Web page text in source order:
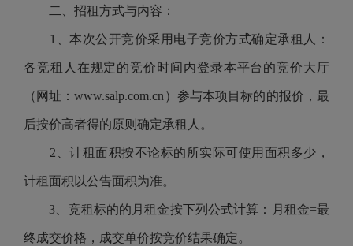
二、招租方式与内容：
1、本次公开竞价采用电子竞价方式确定承租人：
各竞租人在规定的竞价时间内登录本平台的竞价大厅
（ 网址：www.salp.com.cn ）参与本项目标的的报价，最
后按价高者得的原则确定承租人。
2、计租面积按不论标的所实际可使用面积多少，
计租面积以公告面积为准。
3、竞租标的的月租金按下列公式计算：月租金=最
终成交价格，成交单价按竞价结果确定。